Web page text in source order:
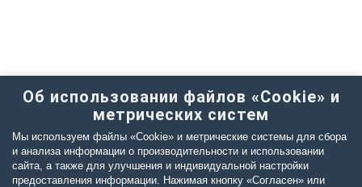
Об использовании файлов «Cookie» и
метрических систем
Мы используем файлы «Cookie» и метрические системы для сбора
и анализа информации о производительности и использовании
сайта, а также для улучшения и индивидуальной настройки
предоставления информации. Нажимая кнопку «Согласен» или